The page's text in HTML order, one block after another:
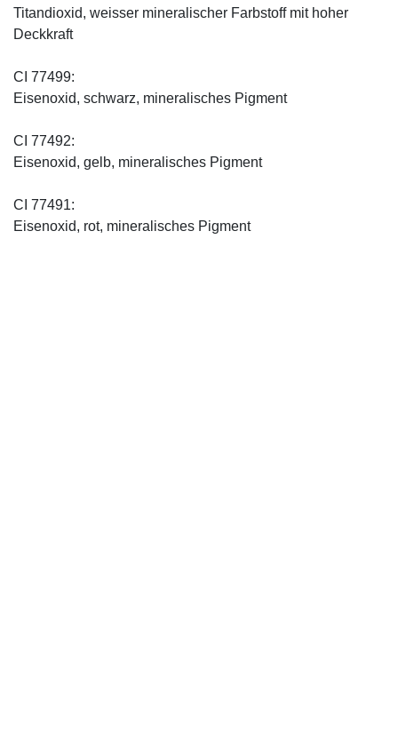
Titandioxid, weisser mineralischer Farbstoff mit hoher
Deckkraft
CI 77499:
Eisenoxid, schwarz, mineralisches Pigment
CI 77492:
Eisenoxid, gelb, mineralisches Pigment
CI 77491:
Eisenoxid, rot, mineralisches Pigment